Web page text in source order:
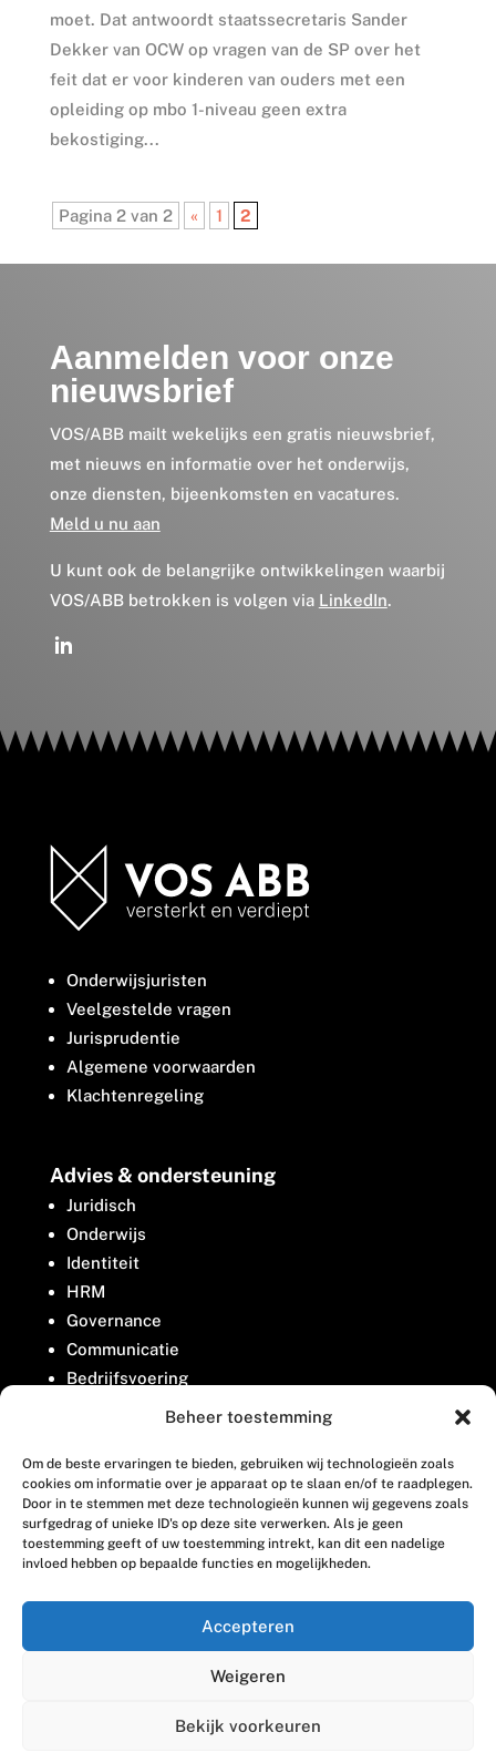
Beheer toestemming
Om de beste ervaringen te bieden, gebruiken wij technologieën zoals
cookies om informatie over je apparaat op te slaan en/of te raadplegen.
Door in te stemmen met deze technologieën kunnen wij gegevens zoals
surfgedrag of unieke ID's op deze site verwerken. Als je geen
toestemming geeft of uw toestemming intrekt, kan dit een nadelige
invloed hebben op bepaalde functies en mogelijkheden.
Accepteren
Weigeren
Bekijk voorkeuren
moet. Dat antwoordt staatssecretaris Sander
Dekker van OCW op vragen van de SP over het
feit dat er voor kinderen van ouders met een
opleiding op mbo 1-niveau geen extra
bekostiging...
Pagina 2 van 2 « 1 2
Aanmelden voor onze
nieuwsbrief
VOS/ABB mailt wekelijks een gratis nieuwsbrief,
met nieuws en informatie over het onderwijs,
onze diensten, bijeenkomsten en vacatures.
Meld u nu aan
U kunt ook de belangrijke ontwikkelingen waarbij
VOS/ABB betrokken is volgen via LinkedIn.
Onderwijsjuristen
Veelgestelde vragen
Jurisprudentie
Algemene voorwaarden
Klachtenregeling
Advies & ondersteuning
Juridisch
Onderwijs
Identiteit
HRM
Governance
Communicatie
Bedrijfsvoering
Belangenbehartiging
Contact
Houttuinlaan 8
3447 GM Woerden